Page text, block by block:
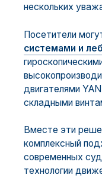
нескольких
Посетители
системами и
двигателями
складными
Вместе эти
комплексный
современных
технологии